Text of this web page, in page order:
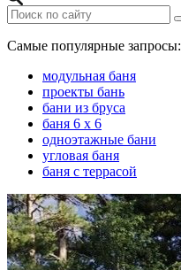
Самые популярные запросы:
модульная баня
проекты бань
бани из бруса
баня 6 х 6
одноэтажные бани
угловая баня
баня с террасой